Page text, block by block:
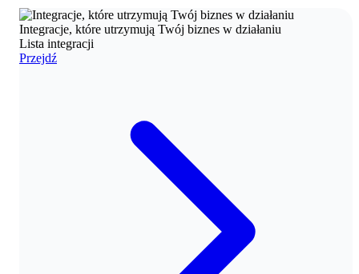
Integracje, które utrzymują Twój biznes w działaniu
Lista integracji
Przejdź